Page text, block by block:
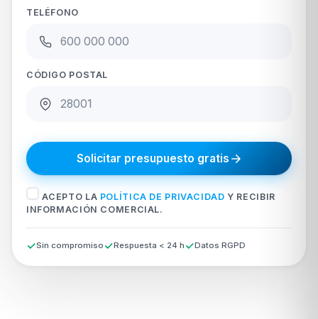
TELÉFONO
CÓDIGO POSTAL
Solicitar presupuesto gratis
ACEPTO LA POLÍTICA DE PRIVACIDAD Y RECIBIR
INFORMACIÓN COMERCIAL.
Sin compromiso Respuesta < 24 h Datos RGPD